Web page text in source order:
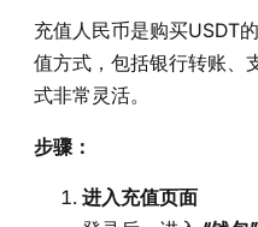
充值人民币是购买USDT
值方式，包括银行转账、
式非常灵活。
步骤：
进入充值页面